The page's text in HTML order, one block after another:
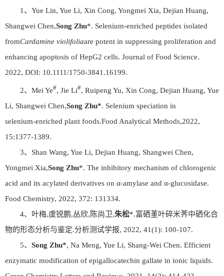
1、Yue Lin, Yue Li, Xin Cong, Yongmei Xia, Dejian Huang,
Shangwei Chen,Song Zhu*. Selenium-enriched peptides isolated
fromCardamine violifoliaare potent in suppressing proliferation and
enhancing apoptosis of HepG2 cells. Journal of Food Science.
2022, DOI: 10.1111/1750-3841.16199.
2、Mei Ye#, Jie Li#, Ruipeng Yu, Xin Cong, Dejian Huang, Yue
Li, Shangwei Chen,Song Zhu*. Selenium speciation in
selenium‑enriched plant foods.Food Analytical Methods,2022,
15:1377-1389.
3、Shan Wang, Yue Li, Dejian Huang, Shangwei Chen,
Yongmei Xia,Song Zhu*. The inhibitory mechanism of chlorogenic
acid and its acylated derivatives on α-amylase and α-glucosidase.
Food Chemistry, 2022, 372: 131334.
4、叶梅,虞锐鹏,丛欣,陈尚卫,朱松*.富硒堇叶碎米荠中硒化合
物的形态分析与鉴定.分析测试学报, 2022, 41(1): 100-107.
5、 Song Zhu*, Na Meng, Yue Li, Shang-Wei Chen. Efficient
enzymatic modification of epigallocatechin gallate in ionic liquids.